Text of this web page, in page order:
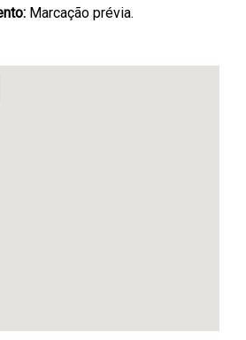
Marcação prévia.